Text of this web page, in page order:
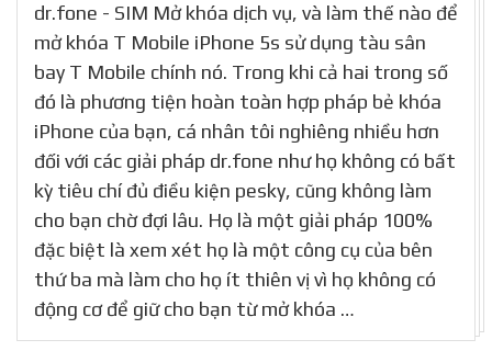
dr.fone - SIM Mở khóa dịch vụ, và làm thế nào để
mở khóa T Mobile iPhone 5s sử dụng tàu sân
bay T Mobile chính nó. Trong khi cả hai trong số
đó là phương tiện hoàn toàn hợp pháp bẻ khóa
iPhone của bạn, cá nhân tôi nghiêng nhiều hơn
đối với các giải pháp dr.fone như họ không có bất
kỳ tiêu chí đủ điều kiện pesky, cũng không làm
cho bạn chờ đợi lâu. Họ là một giải pháp 100%
đặc biệt là xem xét họ là một công cụ của bên
thứ ba mà làm cho họ ít thiên vị vì họ không có
động cơ để giữ cho bạn từ mở khóa …